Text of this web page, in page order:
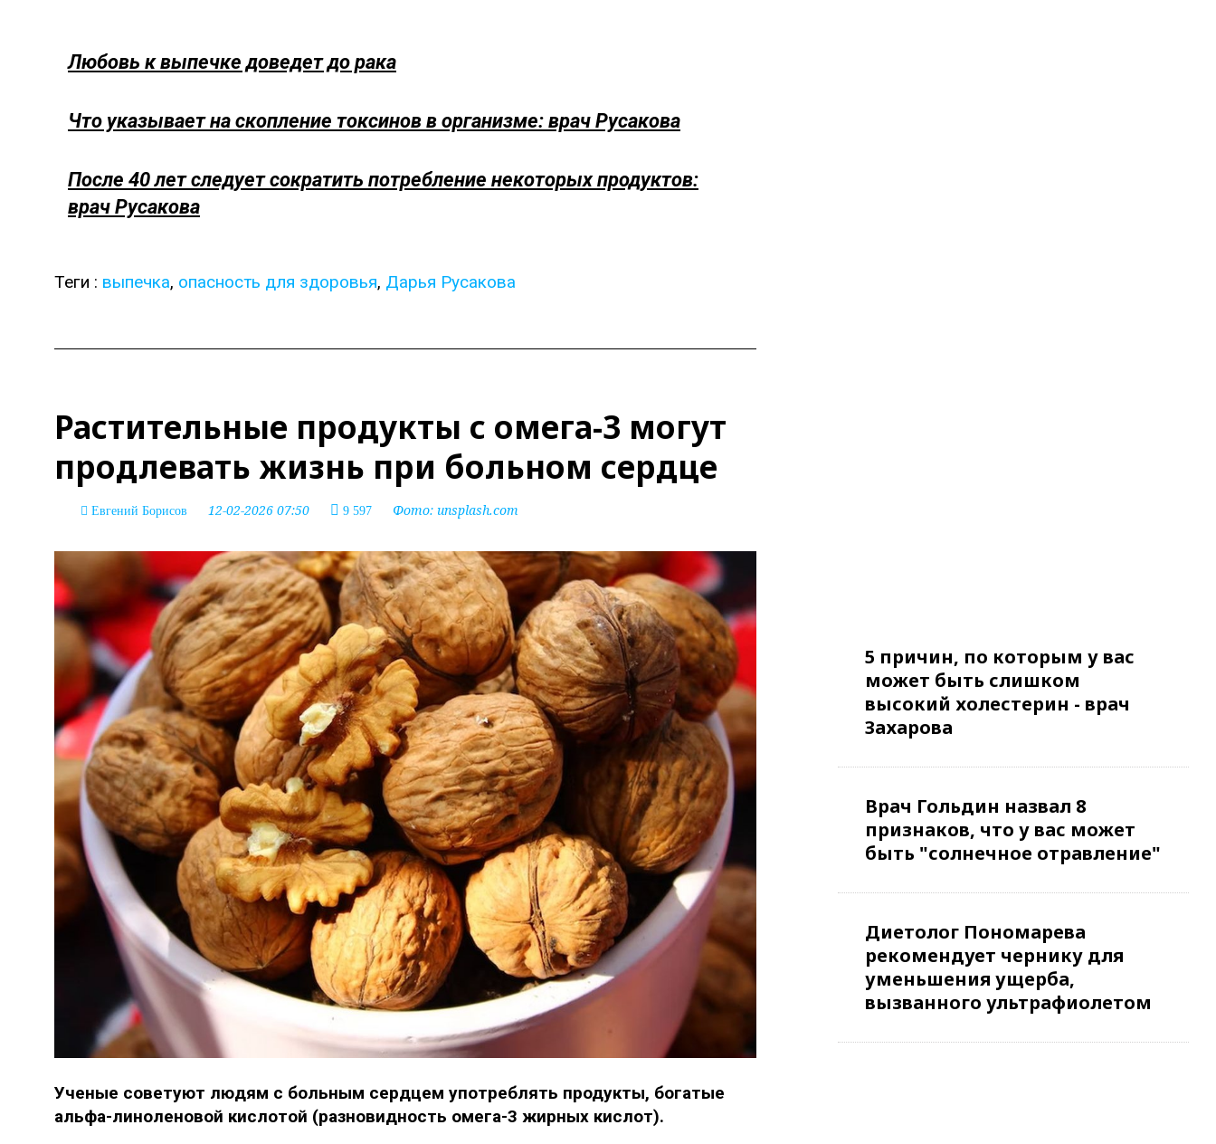
Любовь к выпечке доведет до рака
Что указывает на скопление токсинов в организме: врач Русакова
После 40 лет следует сократить потребление некоторых продуктов:
врач Русакова
Теги : выпечка, опасность для здоровья, Дарья Русакова
Растительные продукты с омега-3 могут
продлевать жизнь при больном сердце
Евгений Борисов 12-02-2026 07:50 9 597 Фото: unsplash.com
Ученые советуют людям с больным сердцем употреблять продукты, богатые
альфа-линоленовой кислотой (разновидность омега-3 жирных кислот).
5 причин, по которым у вас
может быть слишком
высокий холестерин - врач
Захарова
Врач Гольдин назвал 8
признаков, что у вас может
быть "солнечное отравление"
Диетолог Пономарева
рекомендует чернику для
уменьшения ущерба,
вызванного ультрафиолетом